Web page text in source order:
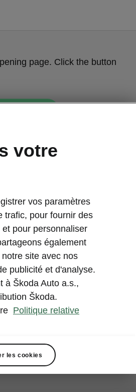
page. Click the button
votre
vos paramètres
trafic, pour fournir des
pour personnaliser
également
site avec nos
publicité et d'analyse.
à Škoda Auto a.s.,
Škoda.
Politique relative
les cookies